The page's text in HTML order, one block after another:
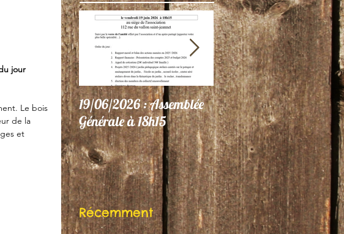
jour
Le bois
de la
et
19/06/2026 : Assemblée
Générale à 18h15
06/06/26 : Le Jardin
participe au Festival
"Autres Regards"
Récemment